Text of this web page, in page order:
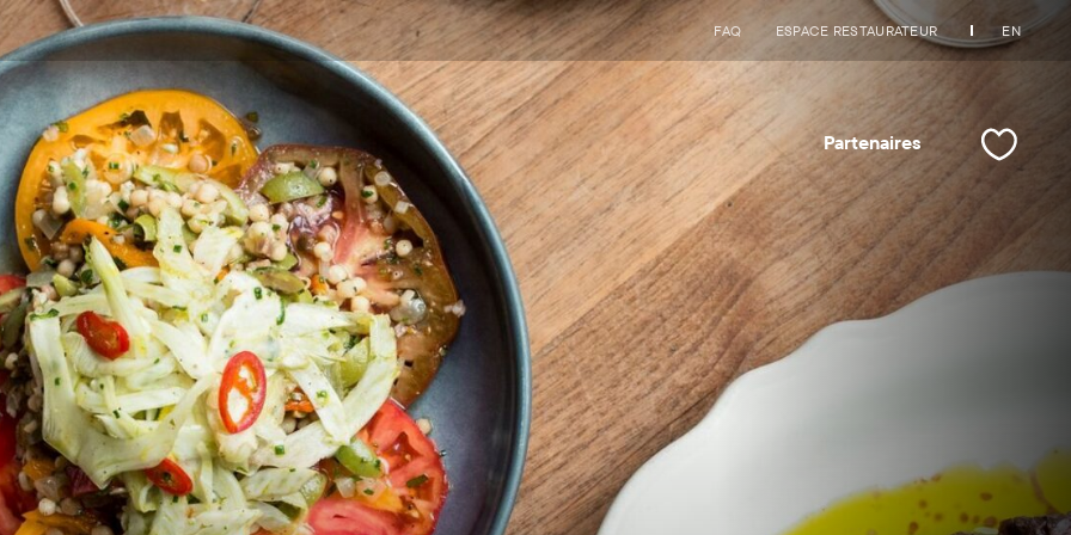
FAQ ESPACE RESTAURATEUR EN
Partenaires